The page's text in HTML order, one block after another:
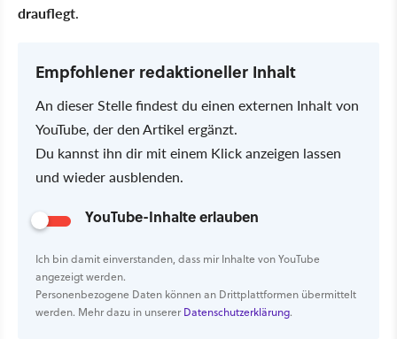
drauflegt.
Empfohlener redaktioneller Inhalt
An dieser Stelle findest du einen externen Inhalt von
YouTube, der den Artikel ergänzt.
Du kannst ihn dir mit einem Klick anzeigen lassen
und wieder ausblenden.
YouTube-Inhalte erlauben
Ich bin damit einverstanden, dass mir Inhalte von YouTube
angezeigt werden.
Personenbezogene Daten können an Drittplattformen übermittelt
werden. Mehr dazu in unsererDatenschutzerklärung.